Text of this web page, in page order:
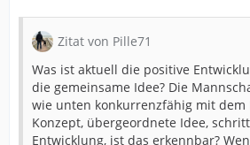
Zitat von Pille71
Was ist aktuell die positive
die gemeinsame Idee? Die
wie unten konkurrenzfähig mit dem
Konzept, übergeordnete Idee,
Entwicklung, ist das erkennbar?